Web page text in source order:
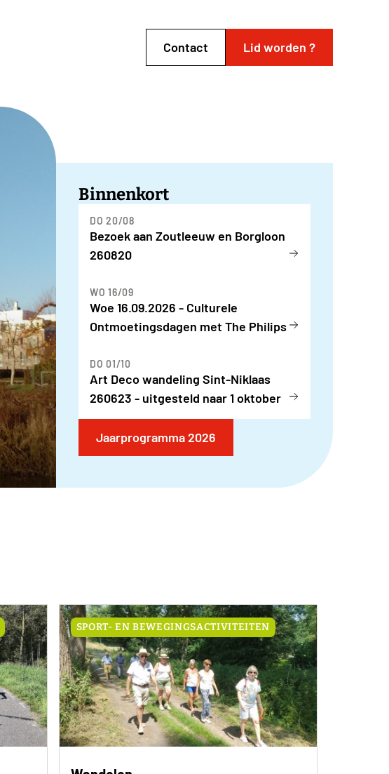
Contact Lid worden ?
Binnenkort
DO 20/08
Bezoek aan Zoutleeuw en Borgloon
260820
WO 16/09
Woe 16.09.2026 - Culturele
Ontmoetingsdagen met The Philips
DO 01/10
Art Deco wandeling Sint-Niklaas
260623 - uitgesteld naar 1 oktober
Jaarprogramma 2026
SPORT- EN BEWEGINGSACTIVITEITEN